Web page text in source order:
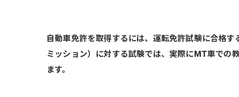
自動車免許を取得するには、運転免許試験に合格
ミッション）に対する試験では、実際にMT車での
ます。